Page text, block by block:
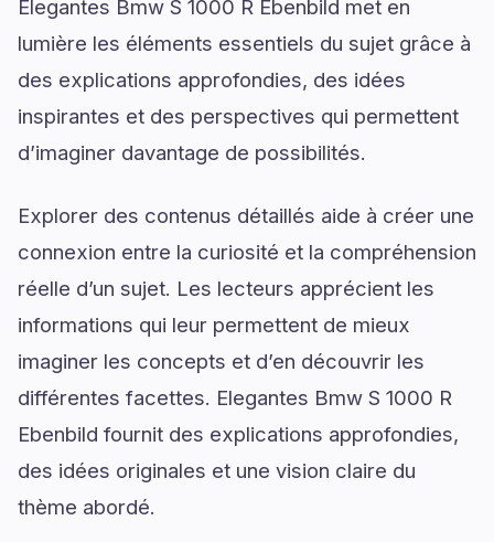
Elegantes Bmw S 1000 R Ebenbild met en
lumière les éléments essentiels du sujet grâce à
des explications approfondies, des idées
inspirantes et des perspectives qui permettent
d’imaginer davantage de possibilités.
Explorer des contenus détaillés aide à créer une
connexion entre la curiosité et la compréhension
réelle d’un sujet. Les lecteurs apprécient les
informations qui leur permettent de mieux
imaginer les concepts et d’en découvrir les
différentes facettes. Elegantes Bmw S 1000 R
Ebenbild fournit des explications approfondies,
des idées originales et une vision claire du
thème abordé.